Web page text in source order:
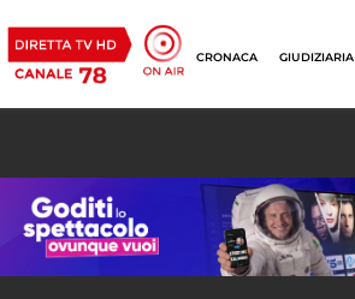
CRONACA GIUDIZIARIA